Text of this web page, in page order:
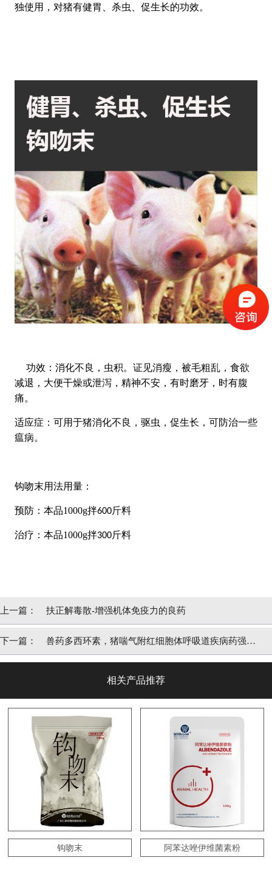
独使用，对猪有健胃、杀虫、促生长的功效。
功效：消化不良，虫积。证见消瘦，被毛粗乱，食欲
减退，大便干燥或泄泻，精神不安，有时磨牙，时有腹
痛。
适应症：可用于猪消化不良，驱虫，促生长，可防治一些
瘟病。
钩吻末用法用量：
预防：本品1000g拌600斤料
治疗：本品1000g拌300斤料
上一篇： 扶正解毒散-增强机体免疫力的良药
下一篇： 兽药多西环素，猪喘气附红细胞体呼吸道疾病药强力
相关产品推荐
钩吻末 阿苯达唑伊维菌素粉